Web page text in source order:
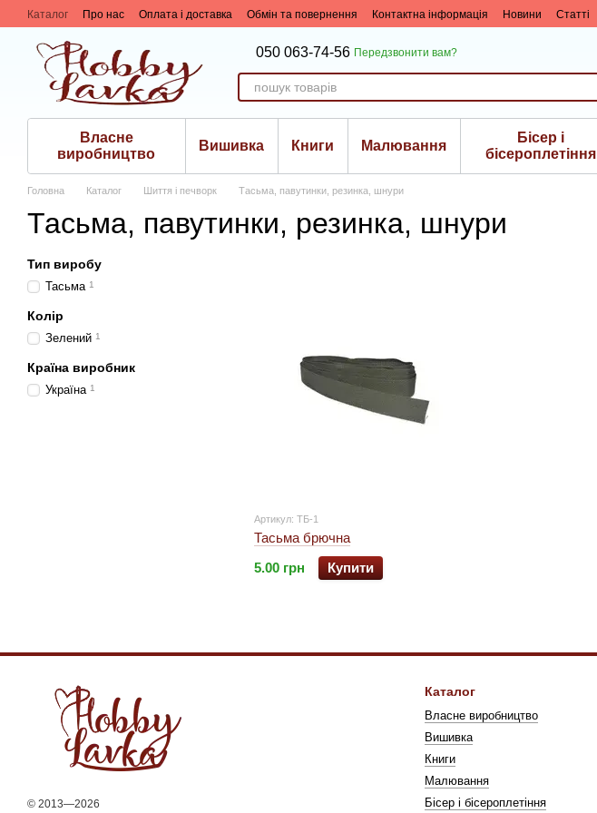
Перейти до основного контенту
Каталог Про нас Оплата і доставка Обмін та повернення Контактна інформація Новини Статті
050 063-74-56 Передзвонити вам?
Власне
виробництво
Вишивка Книги Малювання
Бісер і
біcероплетіння
Головна Каталог Шиття і печворк Тасьма, павутинки, резинка, шнури
Тасьма, павутинки, резинка, шнури
Артикул: ТБ-1
Тасьма брючна
5.00 грн
Купити
Тип виробу
Тасьма 1
Колір
Зелений 1
Країна виробник
Україна 1
© 2013—2026
Каталог
Власне виробництво
Вишивка
Книги
Малювання
Бісер і біcероплетіння